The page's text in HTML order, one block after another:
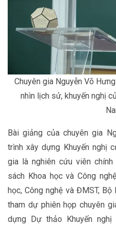
Chuyên gia Nguyễn Võ
nhìn lịch sử, khuyến nghị
Bài giảng của chuyên gia
trình xây dựng Khuyến nghị
gia là nghiên cứu viên
sách Khoa học và Công
học, Công nghệ và ĐMST,
tham dự phiên họp chuyên
dựng Dự thảo Khuyến nghị